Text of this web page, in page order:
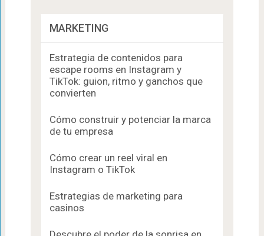
MARKETING
Estrategia de contenidos para
escape rooms en Instagram y
TikTok: guion, ritmo y ganchos que
convierten
Cómo construir y potenciar la marca
de tu empresa
Cómo crear un reel viral en
Instagram o TikTok
Estrategias de marketing para
casinos